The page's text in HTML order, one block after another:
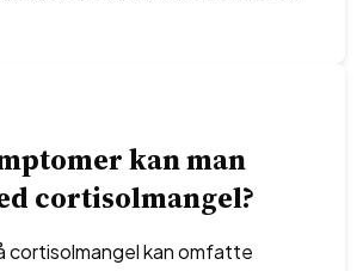
kan man
cortisolmangel?
cortisolmangel kan omfatte